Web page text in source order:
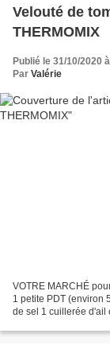
Velouté de
THERMOMIX
Publié le 31/10/2020
Par Valérie
VOTRE MARCHÉ
1 petite PDT (environ
de sel 1 cuillerée d'ail